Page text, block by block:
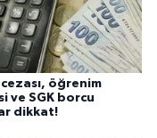
öğrenim
ve SGK borcu
dikkat!